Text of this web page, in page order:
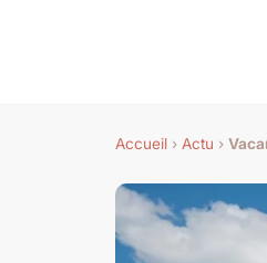
Accueil › Actu ›